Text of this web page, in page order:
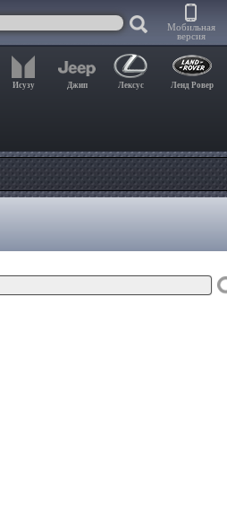
Мобильная
версия
Исузу Джип Лексус Ленд Ровер